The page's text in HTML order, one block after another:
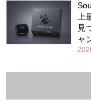
上
見
ャ